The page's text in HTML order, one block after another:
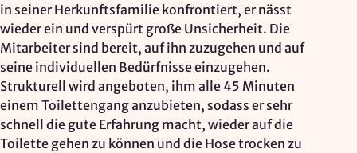
in seiner Herkunftsfamilie konfrontiert, er nässt
wieder ein und verspürt große Unsicherheit. Die
Mitarbeiter sind bereit, auf ihn zuzugehen und auf
seine individuellen Bedürfnisse einzugehen.
Strukturell wird angeboten, ihm alle 45 Minuten
einem Toilettengang anzubieten, sodass er sehr
schnell die gute Erfahrung macht, wieder auf die
Toilette gehen zu können und die Hose trocken zu